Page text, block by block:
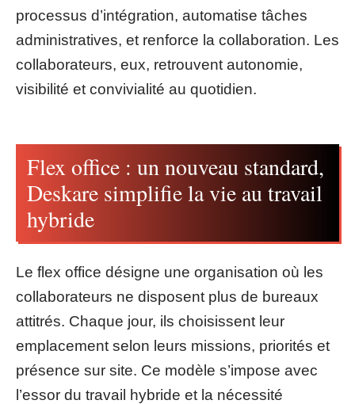
processus d’intégration, automatise tâches
administratives, et renforce la collaboration. Les
collaborateurs, eux, retrouvent autonomie,
visibilité et convivialité au quotidien.
Flex office : un nouveau standard,
Deskare simplifie la vie au travail
hybride
Le flex office désigne une organisation où les
collaborateurs ne disposent plus de bureaux
attitrés. Chaque jour, ils choisissent leur
emplacement selon leurs missions, priorités et
présence sur site. Ce modèle s’impose avec
l’essor du travail hybride et la nécessité